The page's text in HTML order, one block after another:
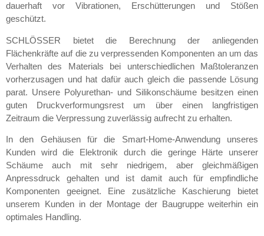
dauerhaft vor Vibrationen, Erschütterungen und Stößen
geschützt.
SCHLÖSSER bietet die Berechnung der anliegenden
Flächenkräfte auf die zu verpressenden Komponenten an um das
Verhalten des Materials bei unterschiedlichen Maßtoleranzen
vorherzusagen und hat dafür auch gleich die passende Lösung
parat. Unsere Polyurethan- und Silikonschäume besitzen einen
guten Druckverformungsrest um über einen langfristigen
Zeitraum die Verpressung zuverlässig aufrecht zu erhalten.
In den Gehäusen für die Smart-Home-Anwendung unseres
Kunden wird die Elektronik durch die geringe Härte unserer
Schäume auch mit sehr niedrigem, aber gleichmäßigen
Anpressdruck gehalten und ist damit auch für empfindliche
Komponenten geeignet. Eine zusätzliche Kaschierung bietet
unserem Kunden in der Montage der Baugruppe weiterhin ein
optimales Handling.